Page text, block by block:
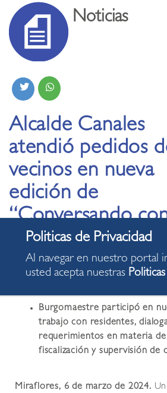
Noticias
Alcalde Canales
atendió pedidos
vecinos en nueva
edición de
“Conversando
Carlos”
06.03.2024
Burgomaestre participó en
trabajo con residentes,
requerimientos en materia
fiscalización y supervisión de
Miraflores, 6 de marzo de 2024.
Al navegar en nuestro portal
usted acepta nuestras